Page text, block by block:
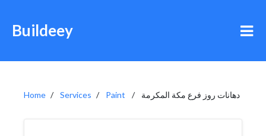
Buildeey
Home Services Paint دهانات روز فرع مكة المكرمة